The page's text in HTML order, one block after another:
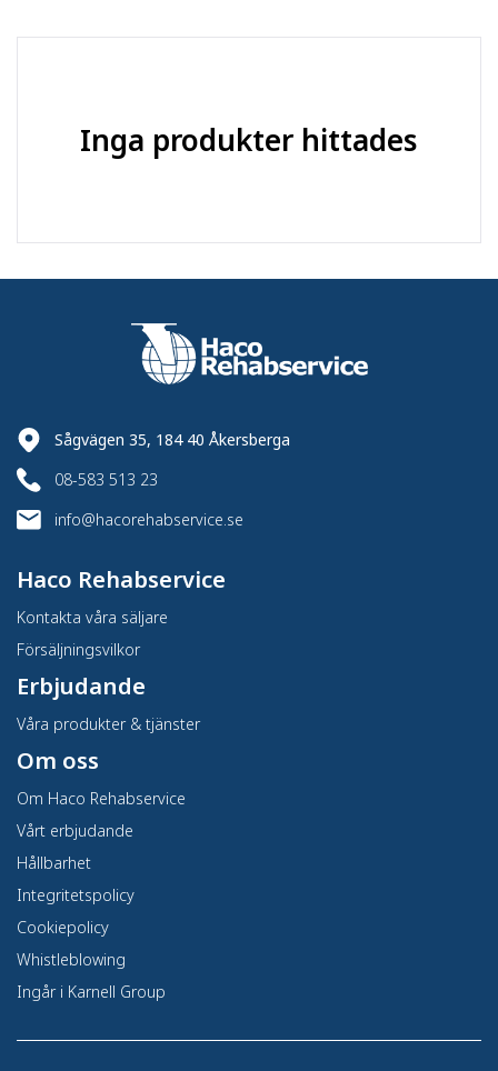
Inga produkter hittades
Sågvägen 35, 184 40 Åkersberga
08-583 513 23
info@hacorehabservice.se
Haco Rehabservice
Kontakta våra säljare
Försäljningsvilkor
Erbjudande
Våra produkter & tjänster
Om oss
Om Haco Rehabservice
Vårt erbjudande
Hållbarhet
Integritetspolicy
Cookiepolicy
Whistleblowing
Ingår i Karnell Group